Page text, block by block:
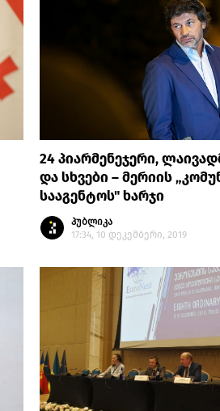
24 პიარმენეჯერი,
და სხვები – მერიის
სააგენტოს" ხარჯი
პუბლიკა
17:34, 10 დეკემბერი, 2019